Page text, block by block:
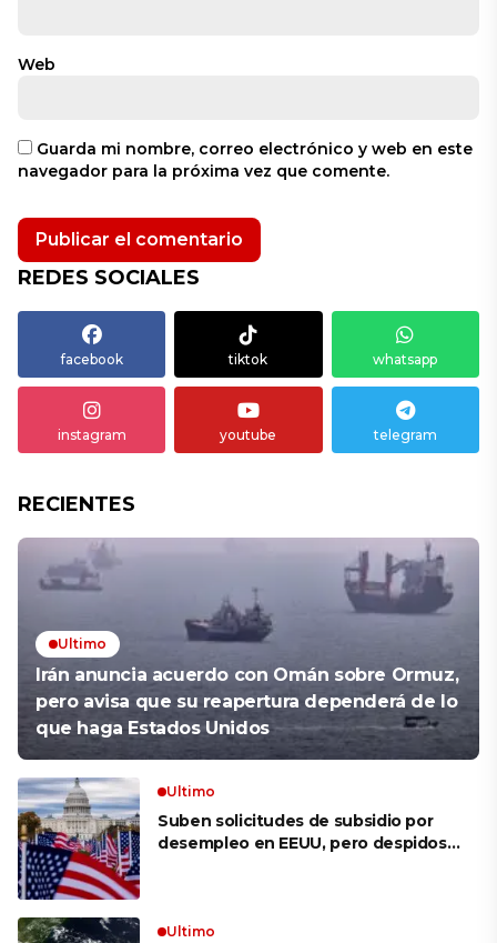
Web
Guarda mi nombre, correo electrónico y web en este
navegador para la próxima vez que comente.
REDES SOCIALES
facebook tiktok whatsapp
instagram youtube telegram
RECIENTES
Ultimo
Irán anuncia acuerdo con Omán sobre Ormuz,
pero avisa que su reapertura dependerá de lo
que haga Estados Unidos
Ultimo
Suben solicitudes de subsidio por
desempleo en EEUU, pero despidos
Ultimo